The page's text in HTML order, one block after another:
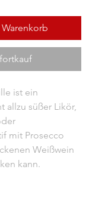
ist ein
allzu süßer Likör,
mit Prosecco
Weißwein
kann.